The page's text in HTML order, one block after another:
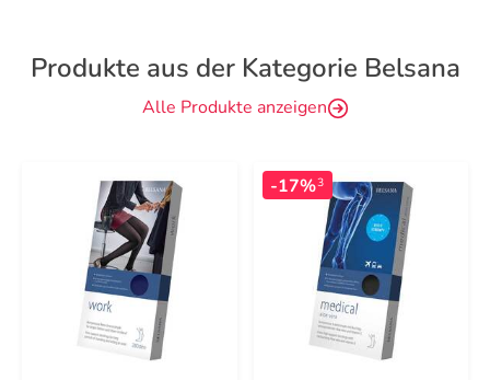
Produkte aus der Kategorie Belsana
Alle Produkte anzeigen
-17%3